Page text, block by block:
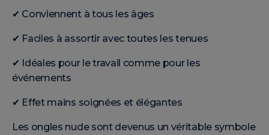
✔ Conviennent à tous les âges
✔ Faciles à assortir avec toutes les tenues
✔ Idéales pour le travail comme pour les
événements
✔ Effet mains soignées et élégantes
Les ongles nude sont devenus un véritable symbole